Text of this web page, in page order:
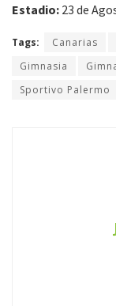
Estadio: 23 de
Tags: Canarias
Gimnasia
Sportivo Palermo